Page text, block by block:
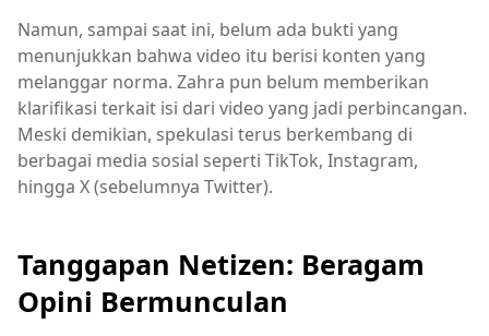
Namun, sampai saat ini, belum ada bukti yang
menunjukkan bahwa video itu berisi konten yang
melanggar norma. Zahra pun belum memberikan
klarifikasi terkait isi dari video yang jadi perbincangan.
Meski demikian, spekulasi terus berkembang di
berbagai media sosial seperti TikTok, Instagram,
hingga X (sebelumnya Twitter).
Tanggapan Netizen: Beragam
Opini Bermunculan